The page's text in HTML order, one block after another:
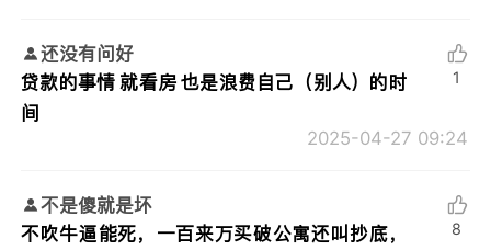
还没有问好
贷款的事情 就看房 也是浪费自己（别人）的时
间
2025-04-27 09:24
1
不是傻就是坏
不吹牛逼能死，一百来万买破公寓还叫抄底，
8